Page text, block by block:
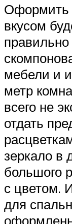
Оформить
вкусом
мебели и
метр
всего не
отдать
зеркало в
большого
с цветом.
для